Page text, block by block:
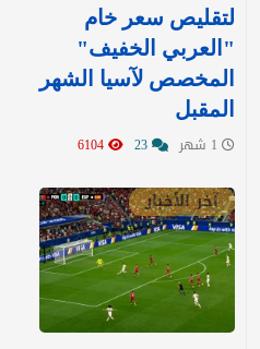
لتقليص سعر خام
"العربي الخفيف"
المخصص لآسيا الشهر
المقبل
آخر الأخبار